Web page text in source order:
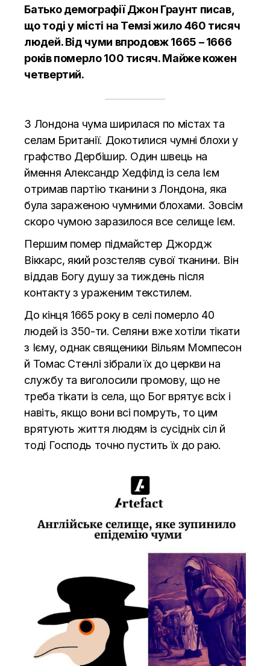
Батько демографії Джон Граунт писав,
що тоді у місті на Темзі жило 460 тисяч
людей. Від чуми впродовж 1665 – 1666
років померло 100 тисяч. Майже кожен
четвертий.
З Лондона чума ширилася по містах та
селам Британії. Докотилися чумні блохи у
графство Дербішир. Один швець на
ймення Александр Хедфілд із села Ієм
отримав партію тканини з Лондона, яка
була зараженою чумними блохами. Зовсім
скоро чумою заразилося все селище Ієм.
Першим помер підмайстер Джордж
Віккарс, який розстеляв сувої тканини. Він
віддав Богу душу за тиждень після
контакту з ураженим текстилем.
До кінця 1665 року в селі померло 40
людей із 350-ти. Селяни вже хотіли тікати
з Ієму, однак священики Вільям Момпесон
й Томас Стенлі зібрали їх до церкви на
службу та виголосили промову, що не
треба тікати із села, що Бог врятує всіх і
навіть, якщо вони всі помруть, то цим
врятують життя людям із сусідніх сіл й
тоді Господь точно пустить їх до раю.